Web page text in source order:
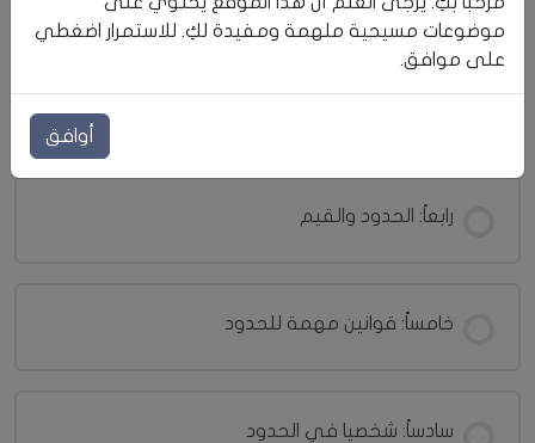
رابعاً: الحدود والقيم
خامساً: قوانين مهمة للحدود
سادساً: شخصيا في الحدود
موضوعات مسيحية ملهمة ومفيدة لكِ. للاستمرار اضغطي
على موافق.
أوافق